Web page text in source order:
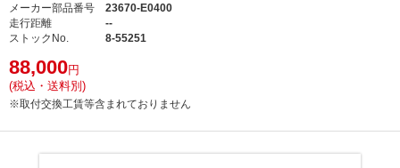
メーカー部品番号
23670-E0400
走行距離
--
ストックNo.
8-55251
88,000円
(税込・送料別)
※取付交換工賃等含まれておりません